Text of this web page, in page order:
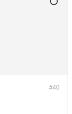
#40